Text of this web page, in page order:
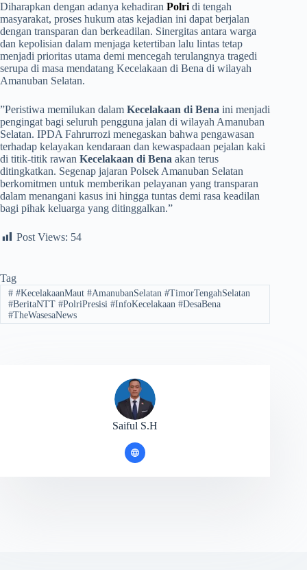
​Diharapkan dengan adanya kehadiran Polri di tengah
masyarakat, proses hukum atas kejadian ini dapat berjalan
dengan transparan dan berkeadilan. Sinergitas antara warga
dan kepolisian dalam menjaga ketertiban lalu lintas tetap
menjadi prioritas utama demi mencegah terulangnya tragedi
serupa di masa mendatang Kecelakaan di Bena di wilayah
Amanuban Selatan.
​”Peristiwa memilukan dalam Kecelakaan di Bena ini menjadi
pengingat bagi seluruh pengguna jalan di wilayah Amanuban
Selatan. IPDA Fahrurrozi menegaskan bahwa pengawasan
terhadap kelayakan kendaraan dan kewaspadaan pejalan kaki
di titik-titik rawan Kecelakaan di Bena akan terus
ditingkatkan. Segenap jajaran Polsek Amanuban Selatan
berkomitmen untuk memberikan pelayanan yang transparan
dalam menangani kasus ini hingga tuntas demi rasa keadilan
bagi pihak keluarga yang ditinggalkan.”
Post Views: 54
Tag
##KecelakaanMaut #AmanubanSelatan #TimorTengahSelatan
#BeritaNTT #PolriPresisi #InfoKecelakaan #DesaBena
#TheWasesaNews
Saiful S.H